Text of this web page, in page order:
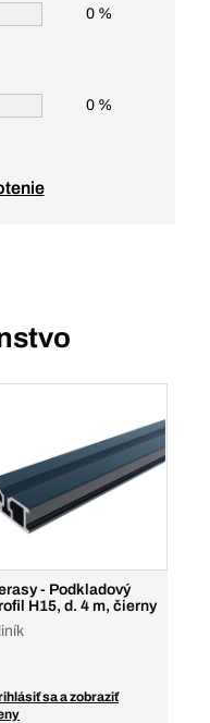
0 %
0 %
- Podkladový
H15, d. 4 m, čierny
sa a zobraziť